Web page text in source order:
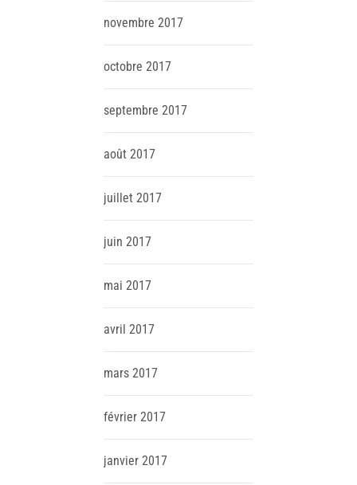
novembre 2017
octobre 2017
septembre 2017
août 2017
juillet 2017
juin 2017
mai 2017
avril 2017
mars 2017
février 2017
janvier 2017